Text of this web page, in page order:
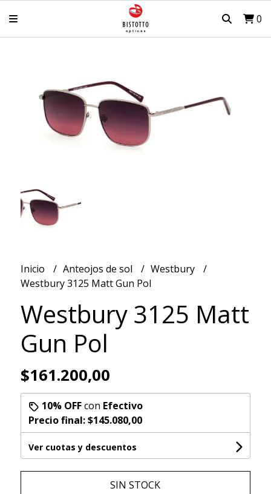
0
Inicio Anteojos de sol
Westbury
Westbury 3125 Matt Gun Pol
Westbury 3125 Matt
Gun Pol
$161.200,00
10% OFFcon Efectivo
Precio final:$145.080,00
Ver cuotas y descuentos
SIN STOCK